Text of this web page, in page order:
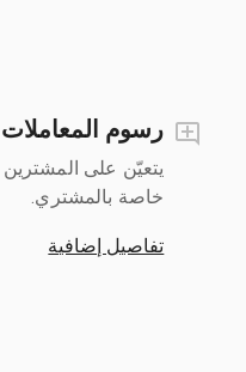
رسوم المعاملات
يتعيّن على
خاصة بالمشتري.
تفاصيل إضافية